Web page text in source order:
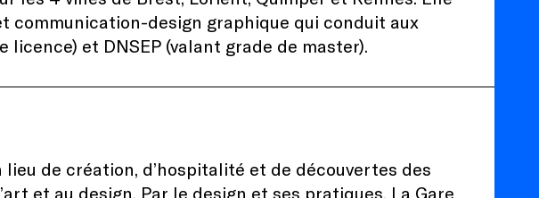
communication-design graphique qui conduit aux
et DNSEP (valant grade de master).
lieu de création, d’hospitalité et de découvertes des
et au design. Par le design et ses pratiques, La Gare